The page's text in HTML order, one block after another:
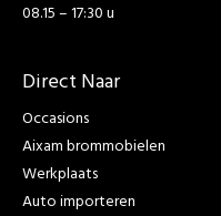
08.15 – 17:30 u
Direct Naar
Occasions
Aixam brommobielen
Werkplaats
Auto importeren